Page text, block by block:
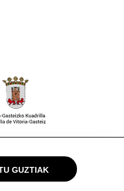
Cookieak